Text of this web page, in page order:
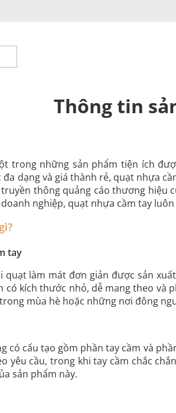
Thông tin
trong những sản phẩm tiện ích
dạng và giá thành rẻ, quạt nhựa
thông quảng cáo thương hiệu
nghiệp, quạt nhựa cầm tay
tay
quạt làm mát đơn giản được sản
có kích thước nhỏ, dễ mang theo
mùa hè hoặc những nơi đông
có cấu tạo gồm phần tay cầm và
yêu cầu, trong khi tay cầm chắc
sản phẩm này.